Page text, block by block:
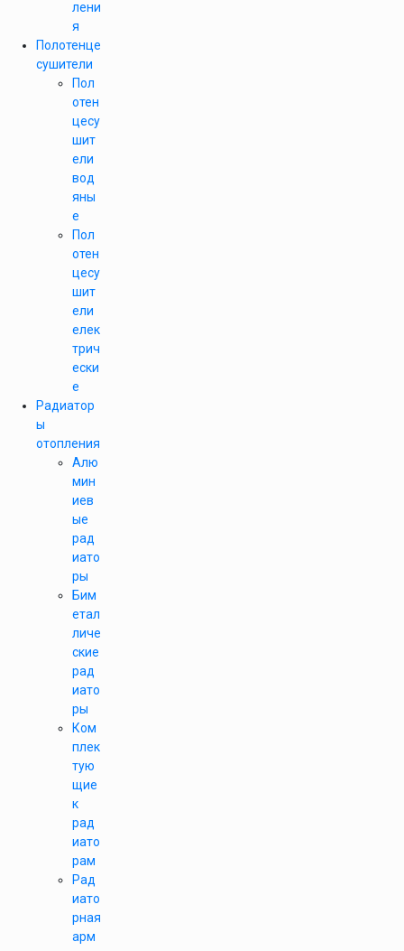
лени
я
Полотенце
сушители
Пол
отен
цесу
шит
ели
вод
яны
е
Пол
отен
цесу
шит
ели
елек
трич
ески
е
Радиатор
ы
отопления
Алю
мин
иев
ые
рад
иато
ры
Бим
етал
личе
ские
рад
иато
ры
Ком
плек
тую
щие
к
рад
иато
рам
Рад
иато
рная
арм